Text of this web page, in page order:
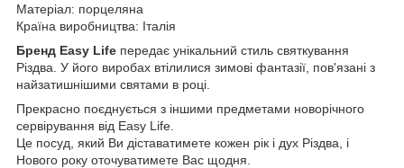
Матеріал: порцеляна
Країна виробництва: Італія
Бренд Easy Life передає унікальний стиль святкування
Різдва. У його виробах втілилися зимові фантазії, пов'язані з
найзатишнішими святами в році.
Прекрасно поєднується з іншими предметами новорічного
сервірування від Easy Life.
Це посуд, який Ви діставатимете кожен рік і дух Різдва, і
Нового року оточуватимете Вас щодня.